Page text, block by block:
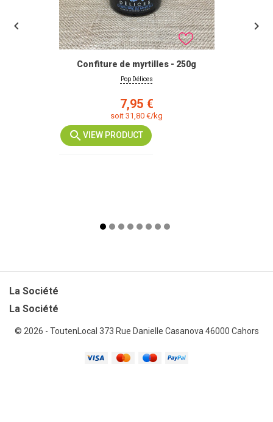
Confiture de myrtilles - 250g
Pop Délices
Prix
7,95 €
soit 31,80 €/kg
VIEW PRODUCT
 
La Société
La Société
© 2026 - ToutenLocal 373 Rue Danielle Casanova 46000 Cahors